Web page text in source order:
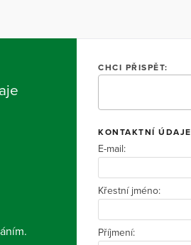
CHCI PŘISPĚT:
KONTAKTNÍ ÚDAJE
E-mail:
Křestní jméno:
Příjmení: